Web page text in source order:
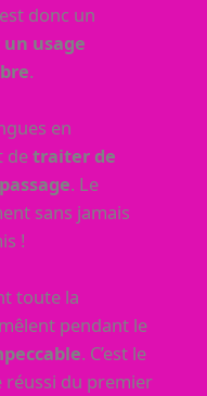
donc un
usage
.
en
detraiter de
. Le
sans jamais
!
toute la
pendant le
. C’est le
réussi du premier